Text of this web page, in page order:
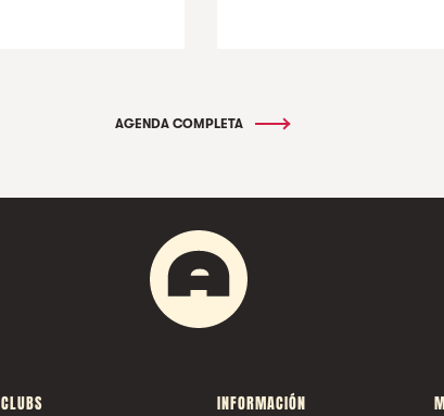
AGENDA COMPLETA
CLUBS INFORMACIÓN